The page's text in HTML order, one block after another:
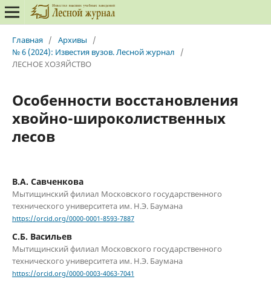
Главная / Архивы
/
№ 6 (2024): Известия вузов. Лесной журнал
/
ЛЕСНОЕ ХОЗЯЙСТВО
Особенности восстановления
хвойно-широколиственных
лесов
В.А. Савченкова
Мытищинский филиал Московского государственного
технического университета им. Н.Э. Баумана
https://orcid.org/0000-0001-8593-7887
С.Б. Васильев
Мытищинский филиал Московского государственного
технического университета им. Н.Э. Баумана
https://orcid.org/0000-0003-4063-7041